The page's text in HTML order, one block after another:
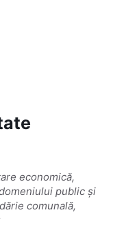
economică,
public și
comunală,